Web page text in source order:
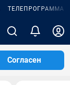
ТЕЛЕПРОГРАММА
Согласен